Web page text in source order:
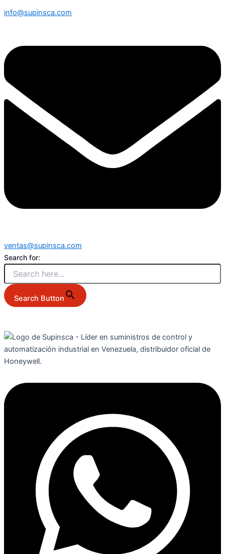
info@supinsca.com
ventas@supinsca.com
Search for:
Search Button